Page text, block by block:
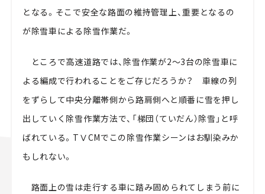
となる。そこで安全な路面の維持管理上、重要となるの
が除雪車による除雪作業だ。
ところで高速道路では、除雪作業が2～3台の除雪車に
よる編成で行われることをご存じだろうか？ 車線の列
をずらして中央分離帯側から路肩側へと順番に雪を押し
出していく除雪作業方法で、「梯団（ていだん）除雪」と呼
ばれている。TⅤCMでこの除雪作業シーンはお馴染みか
もしれない。
路面上の雪は走行する車に踏み固められてしまう前に